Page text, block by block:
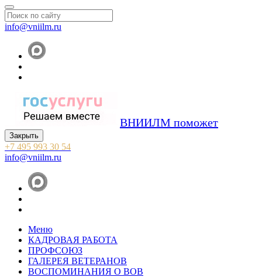
info@vniilm.ru
ВНИИЛМ поможет
Закрыть
+7 495 993 30 54
info@vniilm.ru
Меню
КАДРОВАЯ РАБОТА
ПРОФСОЮЗ
ГАЛЕРЕЯ ВЕТЕРАНОВ
ВОСПОМИНАНИЯ О ВОВ